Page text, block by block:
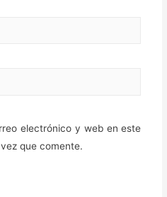
electrónico y web en este
que comente.